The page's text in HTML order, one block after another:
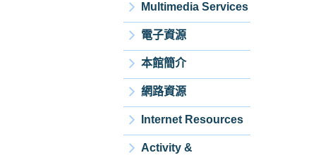
Multimedia Services
電子資源
本館簡介
網路資源
Internet Resources
Activity &